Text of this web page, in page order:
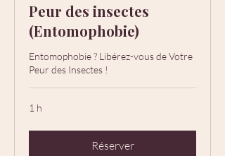
Peur des insectes
(Entomophobie)
Entomophobie ? Libérez-vous de Votre
Peur des Insectes !
1 h
Réserver